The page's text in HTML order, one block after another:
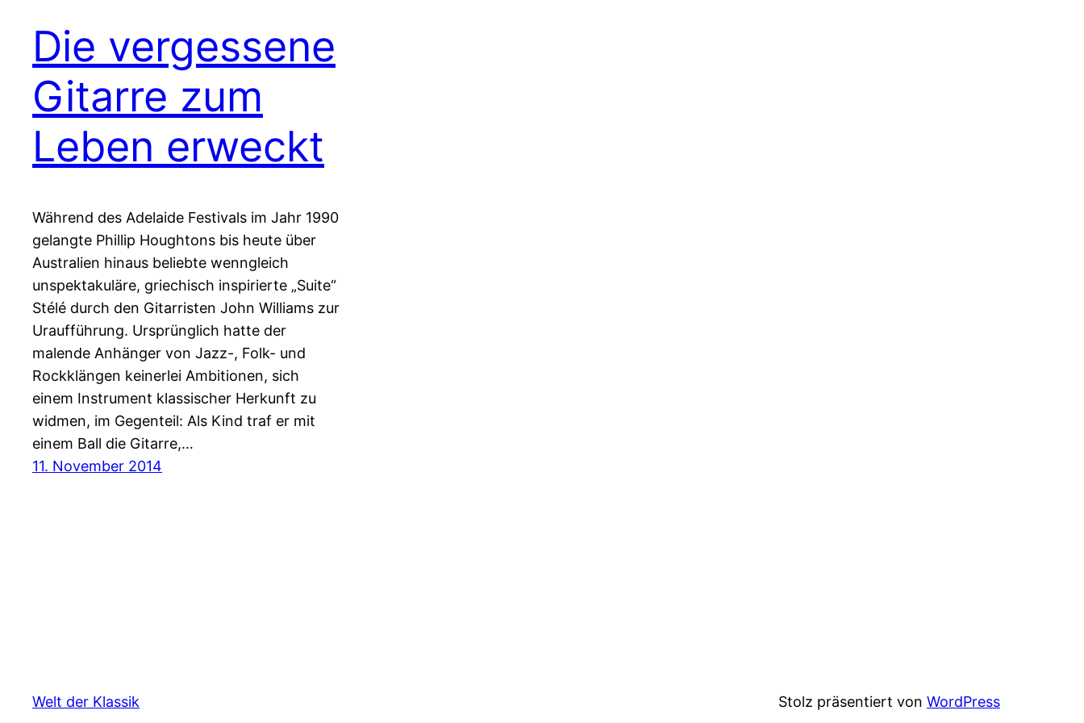
Die vergessene
Gitarre zum
Leben erweckt
Während des Adelaide Festivals im Jahr 1990
gelangte Phillip Houghtons bis heute über
Australien hinaus beliebte wenngleich
unspektakuläre, griechisch inspirierte „Suite“
Stélé durch den Gitarristen John Williams zur
Uraufführung. Ursprünglich hatte der
malende Anhänger von Jazz-, Folk- und
Rockklängen keinerlei Ambitionen, sich
einem Instrument klassischer Herkunft zu
widmen, im Gegenteil: Als Kind traf er mit
einem Ball die Gitarre,…
11. November 2014
Welt der Klassik Stolz präsentiert von WordPress